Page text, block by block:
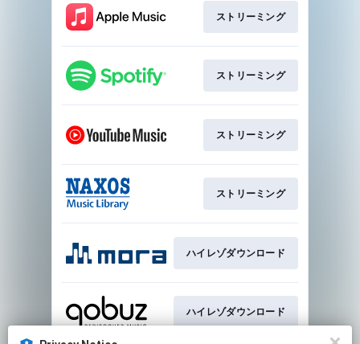
ストリーミング
ストリーミング
ストリーミング
ストリーミング
ハイレゾダウンロード
ハイレゾダウンロード